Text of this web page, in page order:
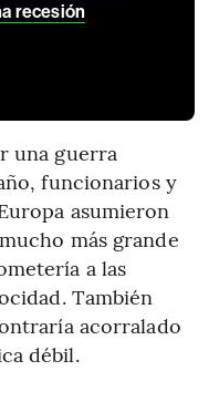
recesión
una guerra
funcionarios y
asumieron
más grande
a las
También
acorralado
débil.